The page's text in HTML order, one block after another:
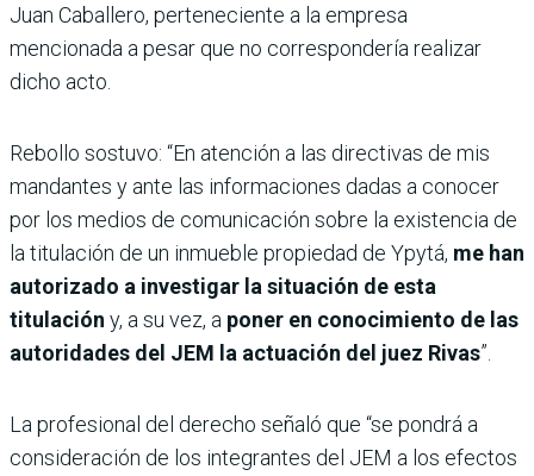
Juan Caballero, perteneciente a la empresa
mencionada a pesar que no correspondería realizar
dicho acto.
Rebollo sostuvo: “En atención a las directivas de mis
mandantes y ante las informaciones dadas a conocer
por los medios de comunicación sobre la existencia de
la titulación de un inmueble propiedad de Ypytá, me han
autorizado a investigar la situación de esta
titulación y, a su vez, a poner en conocimiento de las
autoridades del JEM la actuación del juez Rivas”.
La profesional del derecho señaló que “se pondrá a
consideración de los integrantes del JEM a los efectos